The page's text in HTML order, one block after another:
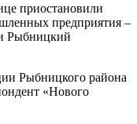
приостановили
предприятия –
Рыбницкий
Рыбницкого района
«Нового